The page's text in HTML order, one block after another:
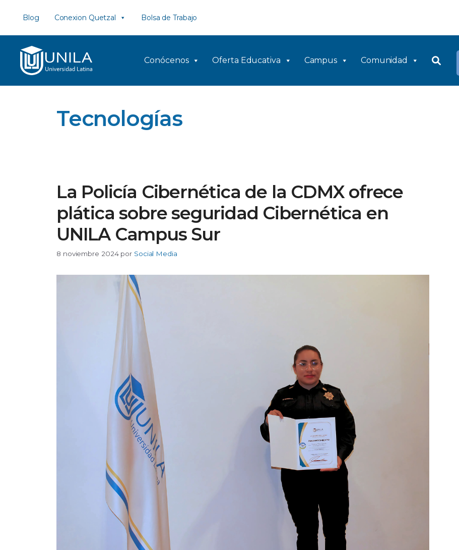
contenido
Blog Conexion Quetzal Bolsa de Trabajo
Conócenos Oferta Educativa Campus Comunidad
Tecnologías
La Policía Cibernética de la CDMX ofrece
plática sobre seguridad Cibernética en
UNILA Campus Sur
8 noviembre 2024 por Social Media